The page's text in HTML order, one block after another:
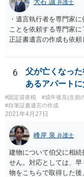
大石 誠 弁護士
・遺言執行者を専門家
ことを依頼する専門家
正証書遺言の作成も依
ません。 遺言執行者に
弁護士費用としてかか
筆証書遺言の存在を親
書を法務局に保管した
ることになりますので、
がなかったもの」にする
がありえますが、その予
難しいです。
6
父が亡くなっ
あるアパート
#固定資産税 #成年後見(生前
#自筆証書遺言の作成
2021年4月27日
峰岸 泉 弁護士
建物について伯父に相
せん。対応としては、
物をこちらで取得した